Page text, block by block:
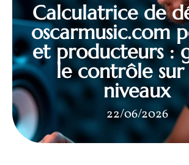
Calculatrice de
oscarmusic.com
et producteurs :
le contrôle sur
niveaux
22/06/2026